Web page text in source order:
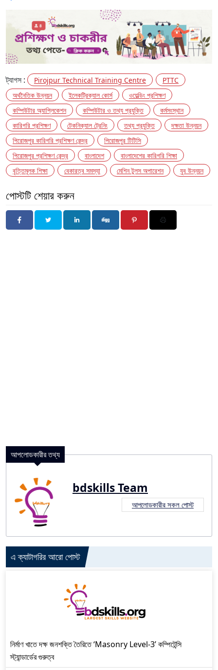
ট্যাগস : Pirojpur Technical Training Centre
PTTC
অর্থনৈতিক উন্নয়ন
ইলেকট্রিক্যাল কোর্স
ওয়েল্ডিং প্রশিক্ষণ
কম্পিউটার অ্যাপ্লিকেশন
কম্পিউটার ও তথ্য প্রযুক্তি
কর্মসংস্থান
কারিগরি প্রশিক্ষণ
টেকনিক্যাল ট্রেনিং তথ্য প্রযুক্তি
দক্ষতা উন্নয়ন
পিরোজপুর কারিগরি প্রশিক্ষণ কেন্দ্র
পিরোজপুর টিটিসি
পিরোজপুর প্রশিক্ষণ কেন্দ্র
বাংলাদেশ
বাংলাদেশের কারিগরি শিক্ষা
বৃত্তিমূলক শিক্ষা
বেকারত্ব সমস্যা মেশিন টুলস অপারেশন যুব উন্নয়ন
পোস্টটি শেয়ার করুন
আপলোডকারীর তথ্য
bdskills Team
আপলোডকারীর সকল পোস্ট
এ ক্যাটাগরির আরো পোস্ট
নির্মাণ খাতে দক্ষ জনশক্তি তৈরিতে ‘Masonry Level-3’ কম্পিটেন্সি
স্ট্যান্ডার্ডের গুরুত্ব